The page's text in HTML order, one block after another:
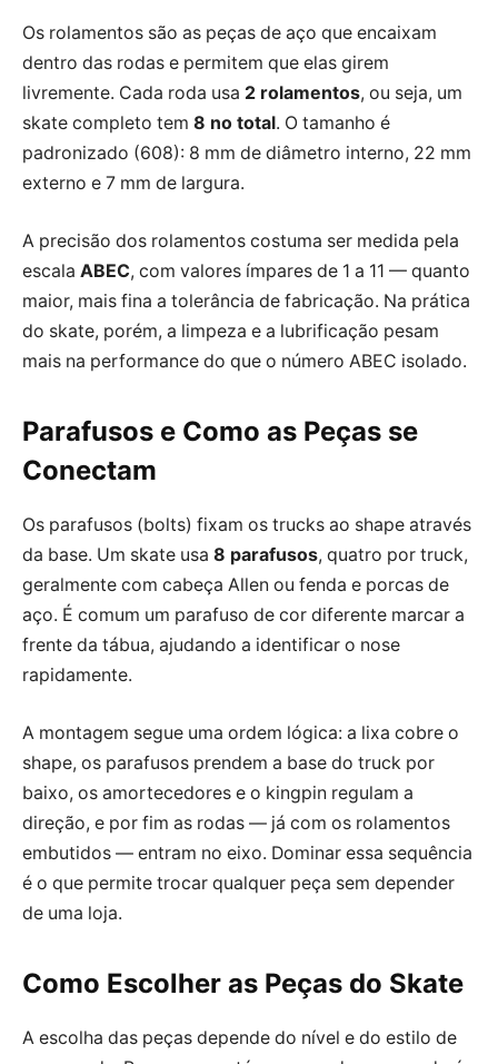
Os rolamentos são as peças de aço que encaixam
dentro das rodas e permitem que elas girem
livremente. Cada roda usa 2 rolamentos, ou seja, um
skate completo tem 8 no total. O tamanho é
padronizado (608): 8 mm de diâmetro interno, 22 mm
externo e 7 mm de largura.
A precisão dos rolamentos costuma ser medida pela
escala ABEC, com valores ímpares de 1 a 11 — quanto
maior, mais fina a tolerância de fabricação. Na prática
do skate, porém, a limpeza e a lubrificação pesam
mais na performance do que o número ABEC isolado.
Parafusos e Como as Peças se
Conectam
Os parafusos (bolts) fixam os trucks ao shape através
da base. Um skate usa 8 parafusos, quatro por truck,
geralmente com cabeça Allen ou fenda e porcas de
aço. É comum um parafuso de cor diferente marcar a
frente da tábua, ajudando a identificar o nose
rapidamente.
A montagem segue uma ordem lógica: a lixa cobre o
shape, os parafusos prendem a base do truck por
baixo, os amortecedores e o kingpin regulam a
direção, e por fim as rodas — já com os rolamentos
embutidos — entram no eixo. Dominar essa sequência
é o que permite trocar qualquer peça sem depender
de uma loja.
Como Escolher as Peças do Skate
A escolha das peças depende do nível e do estilo de